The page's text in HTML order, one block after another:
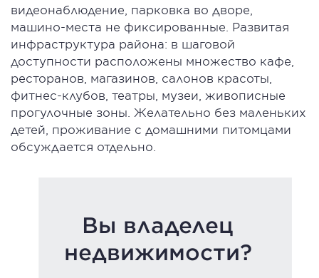
видеонаблюдение, парковка во дворе,
машино-места не фиксированные. Развитая
инфраструктура района: в шаговой
доступности расположены множество кафе,
ресторанов, магазинов, салонов красоты,
фитнес-клубов, театры, музеи, живописные
прогулочные зоны. Желательно без маленьких
детей, проживание с домашними питомцами
обсуждается отдельно.
Вы владелец
недвижимости?